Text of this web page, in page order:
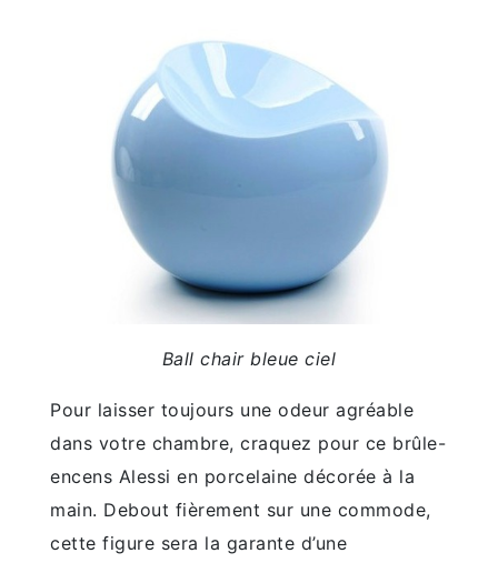
Ball chair bleue ciel
Pour laisser toujours une odeur agréable
dans votre chambre, craquez pour ce brûle-
encens Alessi en porcelaine décorée à la
main. Debout fièrement sur une commode,
cette figure sera la garante d’une